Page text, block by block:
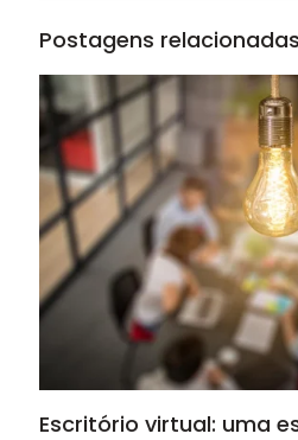
Postagens relacionadas
Escritório virtual: uma